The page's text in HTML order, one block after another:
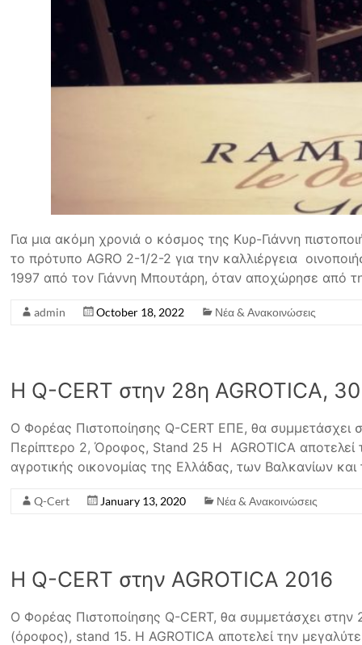
Για μια ακόμη χρονιά ο κόσμος της Κυρ-Γιάννη
το πρότυπο AGRO 2-1/2-2 για την καλλιέργεια
1997 από τον Γιάννη Μπουτάρη, όταν αποχώρησε από
admin October 18, 2022 Νέα & Ανακοινώσεις
Η Q-CERT στην 28η AGROTICA,
Ο Φορέας Πιστοποίησης Q-CERT ΕΠΕ, θα συμμετάσχει
Περίπτερο 2, Όροφος, Stand 25 Η AGROTICA
αγροτικής οικονομίας της Ελλάδας, των Βαλκανίων
Q-Cert January 13, 2020 Νέα & Ανακοινώσεις
Η Q-CERT στην AGROTICA 2016
Ο Φορέας Πιστοποίησης Q-CERT, θα συμμετάσχει
(όροφος), stand 15. Η AGROTICA αποτελεί την